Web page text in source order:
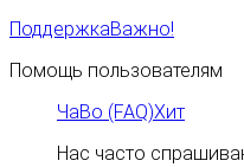
ПоддержкаВажно!
Помощь пользователям
ЧаВо (FAQ)Хит
Нас часто